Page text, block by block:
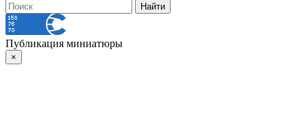
Публикация миниатюры
×